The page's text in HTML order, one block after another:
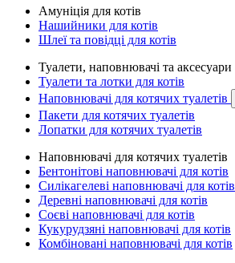
Амуніція для котів
Нашийники для котів
Шлеї та повідці для котів
Туалети, наповнювачі та аксесуари
Туалети та лотки для котів
Наповнювачі для котячих туалетів
Пакети для котячих туалетів
Лопатки для котячих туалетів
Наповнювачі для котячих туалетів
Бентонітові наповнювачі для котів
Силікагелеві наповнювачі для котів
Деревні наповнювачі для котів
Соєві наповнювачі для котів
Кукурудзяні наповнювачі для котів
Комбіновані наповнювачі для котів